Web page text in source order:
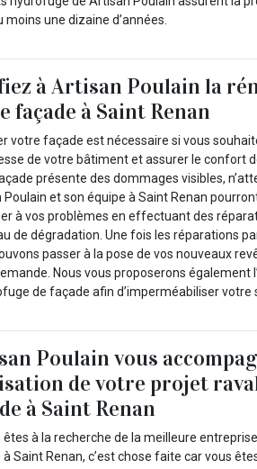
moins une dizaine d’années.
à Artisan Poulain la
façade à Saint Renan
votre façade est nécessaire si vous
de votre bâtiment et assurer le confort
présente des dommages visibles,
Poulain et son équipe à Saint Renan
à vos problèmes en effectuant des
de dégradation. Une fois les réparations
passer à la pose de vos nouveaux
Nous vous proposerons également
de façade afin d’imperméabiliser votre
Poulain vous
de votre projet
à Saint Renan
êtes à la recherche de la meilleure
Saint Renan, c’est chose faite car vous